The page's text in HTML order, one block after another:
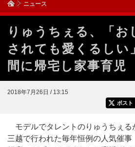
ニュース
りゅうちぇる、「お
されても愛くるし
間に帰宅し家事育児
2018年7月26日 / 13:15
ポスト
モデルでタレントのりゅうちぇる
三越で行われた毎年恒例の人気催